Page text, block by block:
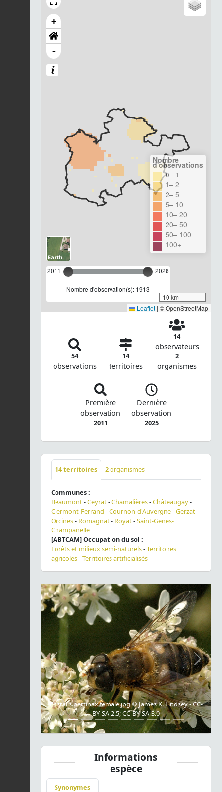
+
-
2011 2026
Nombre d'observation(s): 1913
Nombre
d'observations
0– 1
1– 2
2– 5
5– 10
10– 20
20– 50
50– 100
100+
10 km
Leaflet | © OpenStreetMap
54
observations
14
territoires
14
observateurs
2
organismes
Première
observation
2011
Dernière
observation
2025
14territoires 2organismes
Communes :
Beaumont-Ceyrat-Chamalières-Châteaugay-
Clermont-Ferrand -Cournon-d'Auvergne-Gerzat-
Orcines- Romagnat- Royat-Saint-Genès-
Champanelle
[ABTCAM] Occupation du sol :
Forêts et milieux semi-naturels-Territoires
agricoles-Territoires artificialisés
Eristalis.pertinax.female.jpg © James K. Lindsey - CC-
BY-SA-2.5; CC-BY-SA-3.0
Previous Next
Informations
espèce
Synonymes